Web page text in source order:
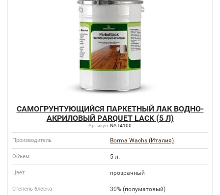
САМОГРУНТУЮЩИЙСЯ ПАРКЕТНЫЙ ЛАК ВОДНО-
АКРИЛОВЫЙ PARQUET LACK (5 Л)
Артикул:NAT4100
Производитель Borma Wachs (Италия)
Объем 5 л.
Цвет прозрачный
Степень блеска 30% (полуматовый)